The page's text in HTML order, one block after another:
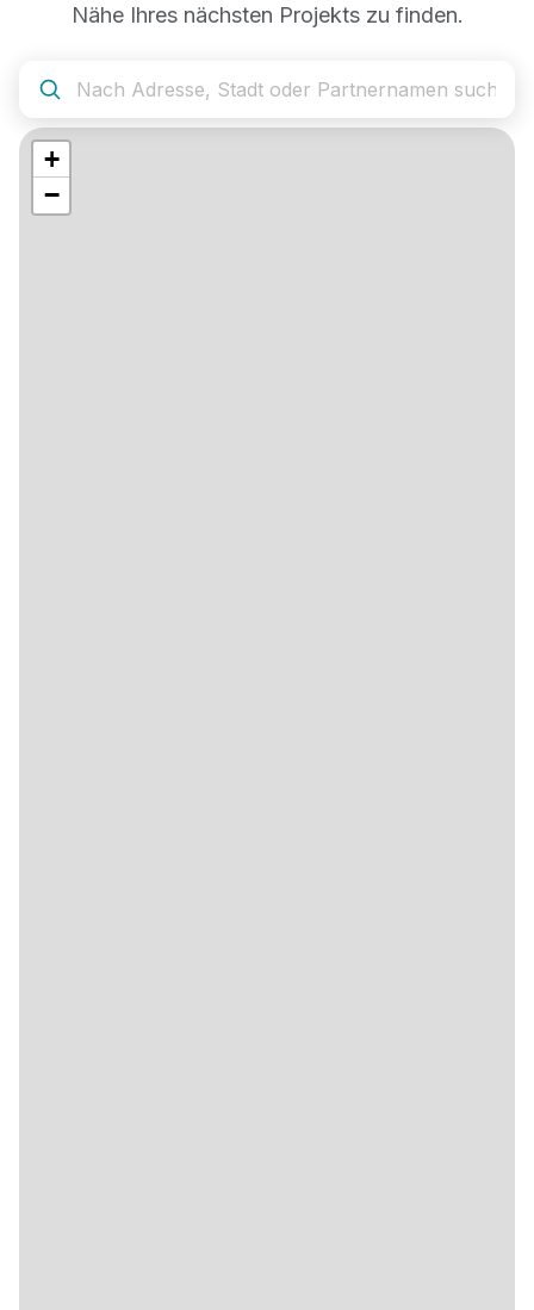
Nähe Ihres nächsten Projekts zu finden.
+
−